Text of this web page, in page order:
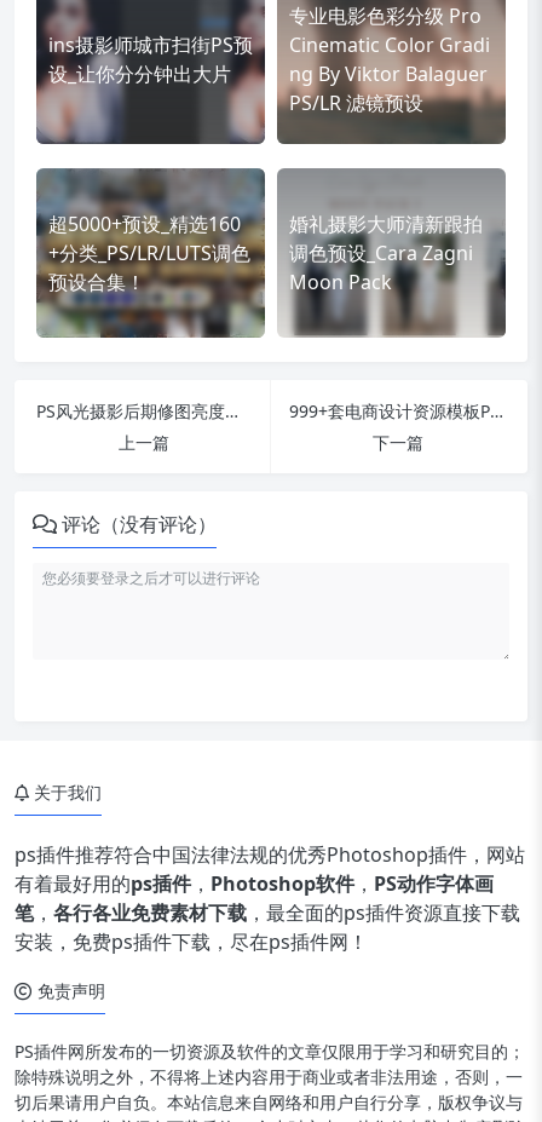
ins摄影师城市扫街PS预
设_让你分分钟出大片
专业电影色彩分级 Pro
Cinematic Color Gradi
ng By Viktor Balaguer
PS/LR 滤镜预设
超5000+预设_精选160
+分类_PS/LR/LUTS调色
预设合集！
婚礼摄影大师清新跟拍
调色预设_Cara Zagni
Moon Pack
PS风光摄影后期修图亮度蒙版 Raya Pro v6.0 汉化插件
上一篇
999+套电商设计资源模板PSD源文件_分类清晰
下一篇
评论（没有评论）
关于我们
ps插件推荐符合中国法律法规的优秀Photoshop插件，网站
有着最好用的ps插件， Photoshop软件， PS动作字体画
笔， 各行各业免费素材下载 ，最全面的ps插件资源直接下载
安装，免费ps插件下载，尽在ps插件网！
免责声明
PS插件网所发布的一切资源及软件的文章仅限用于学习和研究目的；
除特殊说明之外，不得将上述内容用于商业或者非法用途，否则，一
切后果请用户自负。本站信息来自网络和用户自行分享，版权争议与